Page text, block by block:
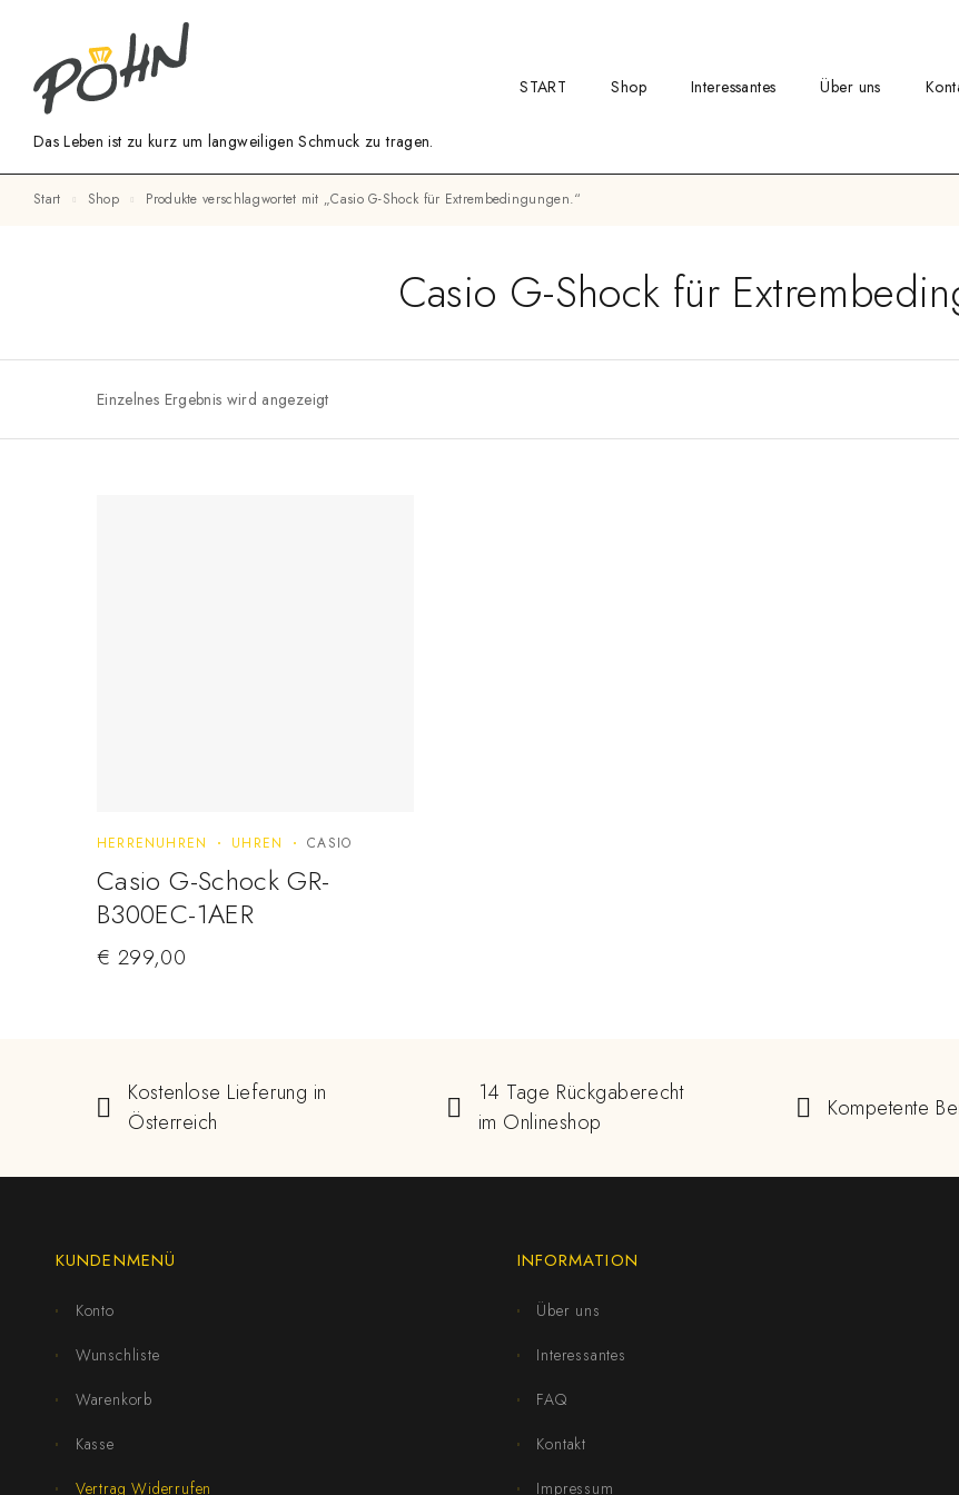
Das Leben ist zu kurz um langweiligen Schmuck zu tragen.
START Shop Interessantes Über uns
Start Shop Produkte verschlagwortet mit „Casio G-Shock für Extrembedingungen.“
Casio G-Shock für
Einzelnes Ergebnis wird angezeigt
HERRENUHREN UHREN CASIO
Casio G-Schock GR-
B300EC-1AER
€ 299,00
Kostenlose Lieferung in
Österreich
14 Tage Rückgaberecht
im Onlineshop
Kompetente
KUNDENMENÜ
Konto
Wunschliste
Warenkorb
Kasse
Vertrag Widerrufen
INFORMATION
Über uns
Interessantes
FAQ
Kontakt
Impressum